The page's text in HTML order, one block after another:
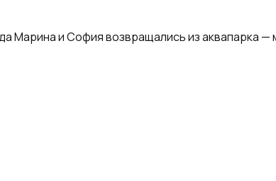
Марина и София возвращались из аквапарка —